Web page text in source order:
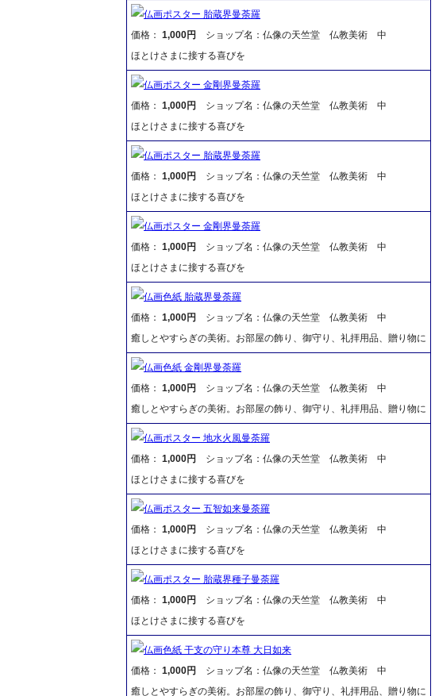
仏画ポスター 胎蔵界曼荼羅
価格： 1,000円
ショップ名：仏像の天竺堂 仏教美術 中
ほとけさまに接する喜びを
仏画ポスター 金剛界曼荼羅
価格： 1,000円
ショップ名：仏像の天竺堂 仏教美術 中
ほとけさまに接する喜びを
仏画ポスター 胎蔵界曼荼羅
価格： 1,000円
ショップ名：仏像の天竺堂 仏教美術 中
ほとけさまに接する喜びを
仏画ポスター 金剛界曼荼羅
価格： 1,000円
ショップ名：仏像の天竺堂 仏教美術 中
ほとけさまに接する喜びを
仏画色紙 胎蔵界曼荼羅
価格： 1,000円
ショップ名：仏像の天竺堂 仏教美術 中
癒しとやすらぎの美術。お部屋の飾り、御守り、礼拝用品、贈り物に
仏画色紙 金剛界曼荼羅
価格： 1,000円
ショップ名：仏像の天竺堂 仏教美術 中
癒しとやすらぎの美術。お部屋の飾り、御守り、礼拝用品、贈り物に
仏画ポスター 地水火風曼荼羅
価格： 1,000円
ショップ名：仏像の天竺堂 仏教美術 中
ほとけさまに接する喜びを
仏画ポスター 五智如来曼荼羅
価格： 1,000円
ショップ名：仏像の天竺堂 仏教美術 中
ほとけさまに接する喜びを
仏画ポスター 胎蔵界種子曼荼羅
価格： 1,000円
ショップ名：仏像の天竺堂 仏教美術 中
ほとけさまに接する喜びを
仏画色紙 干支の守り本尊 大日如来
価格： 1,000円
ショップ名：仏像の天竺堂 仏教美術 中
癒しとやすらぎの美術。お部屋の飾り、御守り、礼拝用品、贈り物に